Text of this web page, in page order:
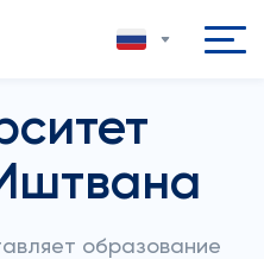
образование